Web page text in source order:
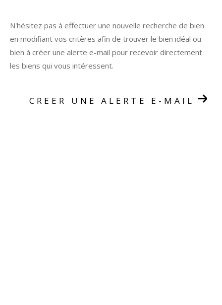
N'hésitez pas à effectuer une nouvelle recherche de bien
en modifiant vos critères afin de trouver le bien idéal ou
bien à créer une alerte e-mail pour recevoir directement
les biens qui vous intéressent.
CREER UNE ALERTE E-MAIL